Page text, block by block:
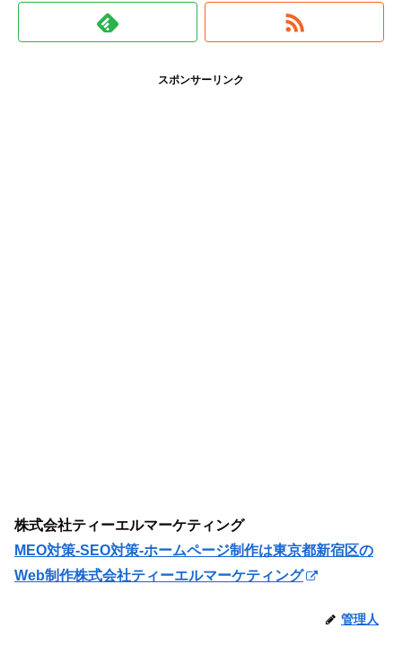
スポンサーリンク
株式会社ティーエルマーケティング
MEO対策-SEO対策-ホームページ制作は東京都新宿区の
Web制作株式会社ティーエルマーケティング
管理人